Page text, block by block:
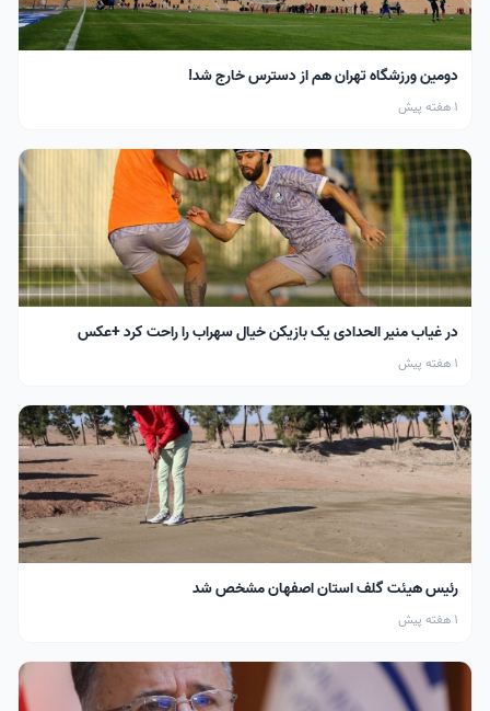
دومین ورزشگاه تهران هم از دسترس خارج شد!
1 هفته پیش
در غیاب منیر الحدادی یک بازیکن خیال سهراب را راحت کرد +عکس
1 هفته پیش
رئیس هیئت گلف استان اصفهان مشخص شد
1 هفته پیش